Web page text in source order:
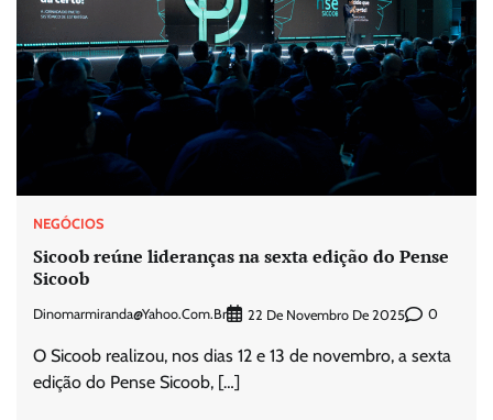
NEGÓCIOS
Sicoob reúne lideranças na sexta edição do Pense
Sicoob
Dinomarmiranda@yahoo.com.br 22 De Novembro De 2025 0
O Sicoob realizou, nos dias 12 e 13 de novembro, a sexta
edição do Pense Sicoob, […]